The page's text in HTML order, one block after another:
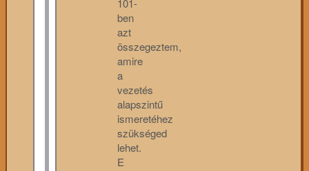
101-
ben
azt
összegeztem,
amire
a
vezetés
alapszintű
ismeretéhez
szükséged
lehet.
E